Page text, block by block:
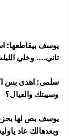
يوسف بيقاطعها:
تاني.... وخلي
سلمى: اهدى بس
وسيبتك والعيال؟
يوسف بص لها
وبعدهالك عاد